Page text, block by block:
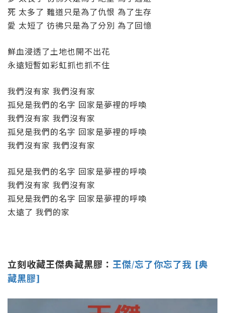
死 太多了 難道只是為了仇恨 為了生存
愛 太短了 彷彿只是為了分別 為了回憶
鮮血浸透了土地也開不出花
永遠短暫如彩虹抓也抓不住
我們沒有家 我們沒有家
孤兒是我們的名字 回家是夢裡的呼喚
我們沒有家 我們沒有家
孤兒是我們的名字 回家是夢裡的呼喚
我們沒有家 我們沒有家
孤兒是我們的名字 回家是夢裡的呼喚
我們沒有家 我們沒有家
孤兒是我們的名字 回家是夢裡的呼喚
太遠了 我們的家
立刻收藏王傑典藏黑膠： 王傑/忘了你忘了我 [典
藏黑膠]